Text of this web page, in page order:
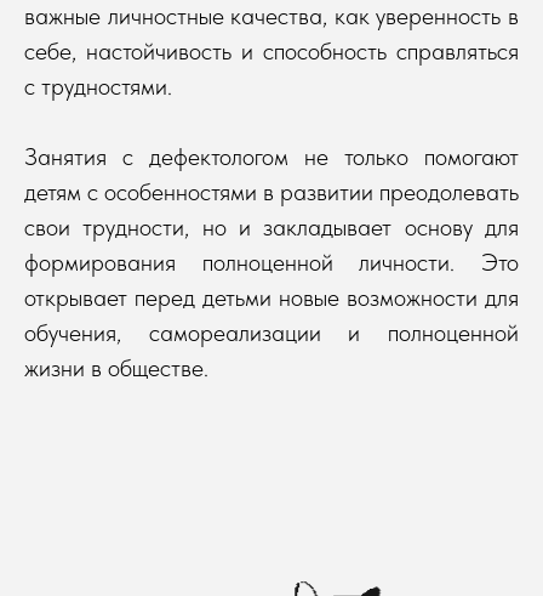
важные личностные качества, как уверенность в
себе, настойчивость и способность справляться
с трудностями.
Занятия с дефектологом не только помогают
детям с особенностями в развитии преодолевать
свои трудности, но и закладывает основу для
формирования полноценной личности. Это
открывает перед детьми новые возможности для
обучения, самореализации и полноценной
жизни в обществе.